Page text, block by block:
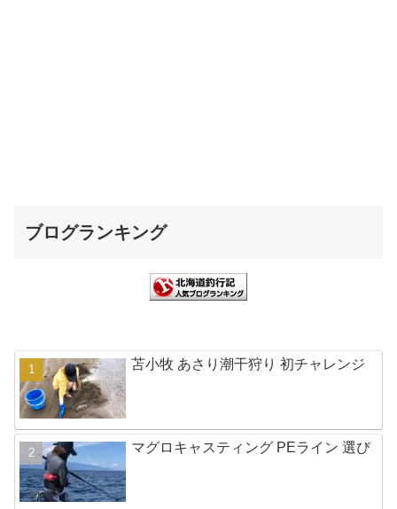
ブログランキング
苫小牧 あさり潮干狩り 初チャレンジ
マグロキャスティング PEライン 選び